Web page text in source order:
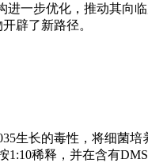
一步优化，推动其向
辟了新路径。
生长的毒性，将细菌培
稀释，并在含有